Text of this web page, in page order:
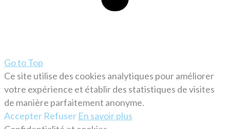
Go to Top
Ce site utilise des cookies analytiques pour améliorer
votre expérience et établir des statistiques de visites
de manière parfaitement anonyme.
Accepter Refuser En savoir plus